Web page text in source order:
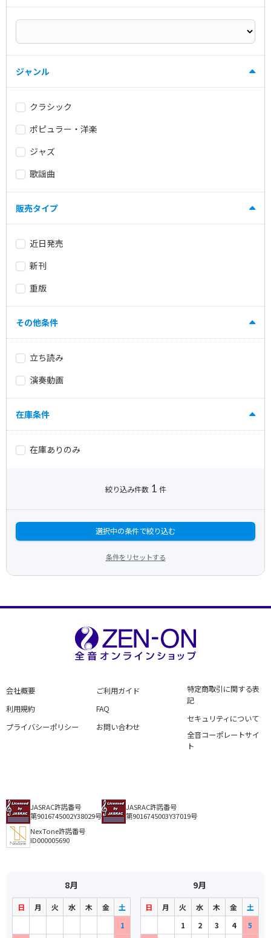
ジャンル
クラシック
ポピュラー・洋楽
ジャズ
歌謡曲
販売タイプ
近日発売
新刊
重版
その他条件
立ち読み
演奏動画
在庫条件
在庫ありのみ
絞り込み件数 1 件
選択中の条件で絞り込む
条件をリセットする
会社概要
利用規約
プライバシーポリシー
ご利用ガイド
FAQ
お問い合わせ
特定商取引に関する表
記
セキュリティについて
全音コーポレートサイ
ト
JASRAC許諾番号
第9016745002Y38029号
JASRAC許諾番号
第9016745003Y37019号
NexTone許諾番号
ID000005690
8月
日 月 火 水 木 金
土
1
9月
日 月 火 水 木 金
土
1
2 3 4 5